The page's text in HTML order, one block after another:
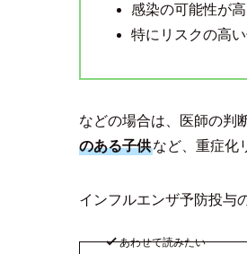
感染の可能性が
特にリスクの高
などの場合は、医師の判
のある子供など、重症化
インフルエンザ予防投与
あわせて読みたい